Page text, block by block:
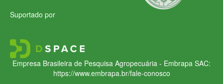
Suportado por
Empresa Brasileira de Pesquisa Agropecuária - Embrapa SAC:
https://www.embrapa.br/fale-conosco